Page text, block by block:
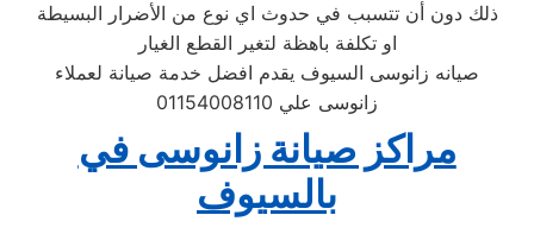
ذلك دون أن تتسبب في حدوث اي نوع من الأضرار البسيطة
او تكلفة باهظة لتغير القطع الغيار
صيانه زانوسى السيوف يقدم افضل خدمة صيانة لعملاء
زانوسى علي 01154008110
مراكز صيانة زانوسى في
بالسيوف